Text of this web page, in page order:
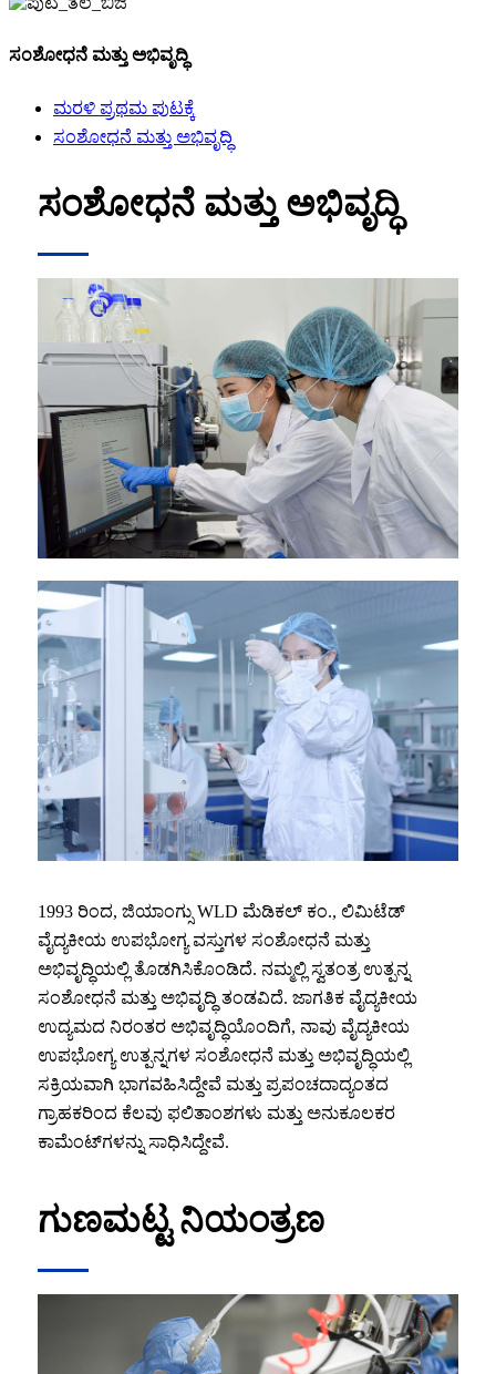
ಸಂಶೋಧನೆ ಮತ್ತು ಅಭಿವೃದ್ಧಿ
ಮರಳಿ ಪ್ರಥಮ ಪುಟಕ್ಕೆ
ಸಂಶೋಧನೆ ಮತ್ತು ಅಭಿವೃದ್ಧಿ
ಸಂಶೋಧನೆ ಮತ್ತು ಅಭಿವೃದ್ಧಿ
1993 ರಿಂದ, ಜಿಯಾಂಗ್ಸು WLD ಮೆಡಿಕಲ್ ಕಂ., ಲಿಮಿಟೆಡ್
ವೈದ್ಯಕೀಯ ಉಪಭೋಗ್ಯ ವಸ್ತುಗಳ ಸಂಶೋಧನೆ ಮತ್ತು
ಅಭಿವೃದ್ಧಿಯಲ್ಲಿ ತೊಡಗಿಸಿಕೊಂಡಿದೆ. ನಮ್ಮಲ್ಲಿ ಸ್ವತಂತ್ರ ಉತ್ಪನ್ನ
ಸಂಶೋಧನೆ ಮತ್ತು ಅಭಿವೃದ್ಧಿ ತಂಡವಿದೆ. ಜಾಗತಿಕ ವೈದ್ಯಕೀಯ
ಉದ್ಯಮದ ನಿರಂತರ ಅಭಿವೃದ್ಧಿಯೊಂದಿಗೆ, ನಾವು ವೈದ್ಯಕೀಯ
ಉಪಭೋಗ್ಯ ಉತ್ಪನ್ನಗಳ ಸಂಶೋಧನೆ ಮತ್ತು ಅಭಿವೃದ್ಧಿಯಲ್ಲಿ
ಸಕ್ರಿಯವಾಗಿ ಭಾಗವಹಿಸಿದ್ದೇವೆ ಮತ್ತು ಪ್ರಪಂಚದಾದ್ಯಂತದ
ಗ್ರಾಹಕರಿಂದ ಕೆಲವು ಫಲಿತಾಂಶಗಳು ಮತ್ತು ಅನುಕೂಲಕರ
ಕಾಮೆಂಟ್‌ಗಳನ್ನು ಸಾಧಿಸಿದ್ದೇವೆ.
ಗುಣಮಟ್ಟ ನಿಯಂತ್ರಣ